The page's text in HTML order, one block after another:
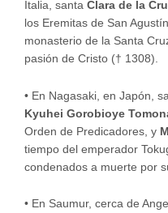
Italia, santa Clara de la
los Eremitas de San
monasterio de la Santa
pasión de Cristo († 1308).
• En Nagasaki, en Japón,
Kyuhei Gorobioye
Orden de Predicadores, y
tiempo del emperador
condenados a muerte por
• En Saumur, cerca de